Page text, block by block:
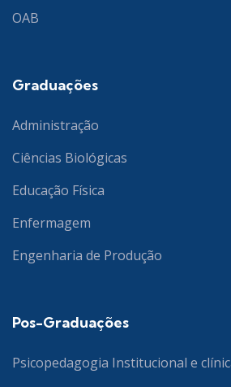
OAB
Graduações
Administração
Ciências Biológicas
Educação Física
Enfermagem
Engenharia de Produção
Pos-Graduações
Psicopedagogia Institucional e